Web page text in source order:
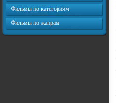
Фильмы по категориям
Фильмы по жанрам